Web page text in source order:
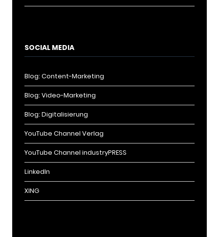
SOCIAL MEDIA
Blog: Content-Marketing
Blog: Video-Marketing
Blog: Digitalisierung
YouTube Channel Verlag
YouTube Channel industryPRESS
LinkedIn
XING